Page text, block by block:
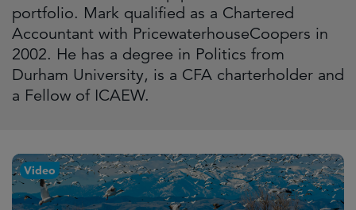
portfolio. Mark qualified as a Chartered
Accountant with PricewaterhouseCoopers in
2002. He has a degree in Politics from
Durham University, is a CFA charterholder and
a Fellow of ICAEW.
Video